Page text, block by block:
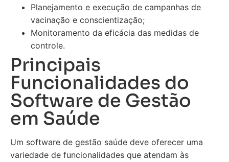
Planejamento e execução de campanhas de
vacinação e conscientização;
Monitoramento da eficácia das medidas de
controle.
Principais
Funcionalidades do
Software de Gestão
em Saúde
Um software de gestão saúde deve oferecer uma
variedade de funcionalidades que atendam às